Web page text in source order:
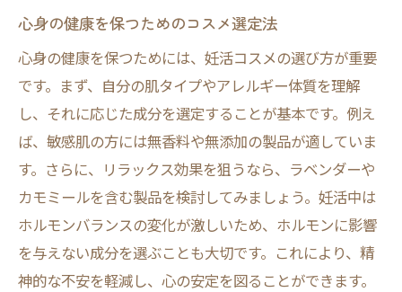
心身の健康を保つためのコスメ選定法
心身の健康を保つためには、妊活コスメの選び方が重要
です。まず、自分の肌タイプやアレルギー体質を理解
し、それに応じた成分を選定することが基本です。例え
ば、敏感肌の方には無香料や無添加の製品が適していま
す。さらに、リラックス効果を狙うなら、ラベンダーや
カモミールを含む製品を検討してみましょう。妊活中は
ホルモンバランスの変化が激しいため、ホルモンに影響
を与えない成分を選ぶことも大切です。これにより、精
神的な不安を軽減し、心の安定を図ることができます。